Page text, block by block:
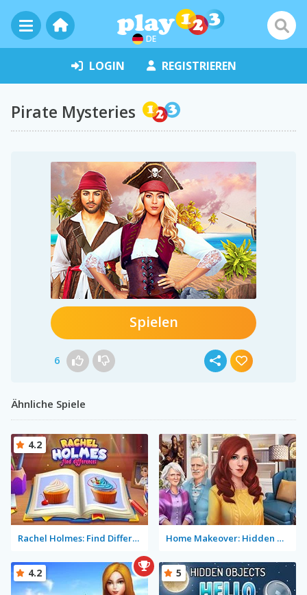
DE
LOGIN REGISTRIEREN
Pirate Mysteries
Spielen
6
Ähnliche Spiele
Rachel Holmes: Find Differences
4.2
Home Makeover: Hidden Object
4.2 5